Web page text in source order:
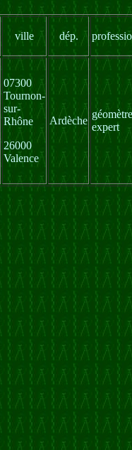
ville dép.
07300
Tournon-
sur-
Rhône
26000
Valence
Ardèche
expert